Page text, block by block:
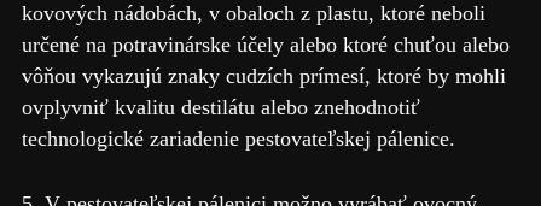
kovových nádobách, v obaloch z plastu, ktoré neboli
určené na potravinárske účely alebo ktoré chuťou alebo
vôňou vykazujú znaky cudzích prímesí, ktoré by mohli
ovplyvniť kvalitu destilátu alebo znehodnotiť
technologické zariadenie pestovateľskej pálenice.